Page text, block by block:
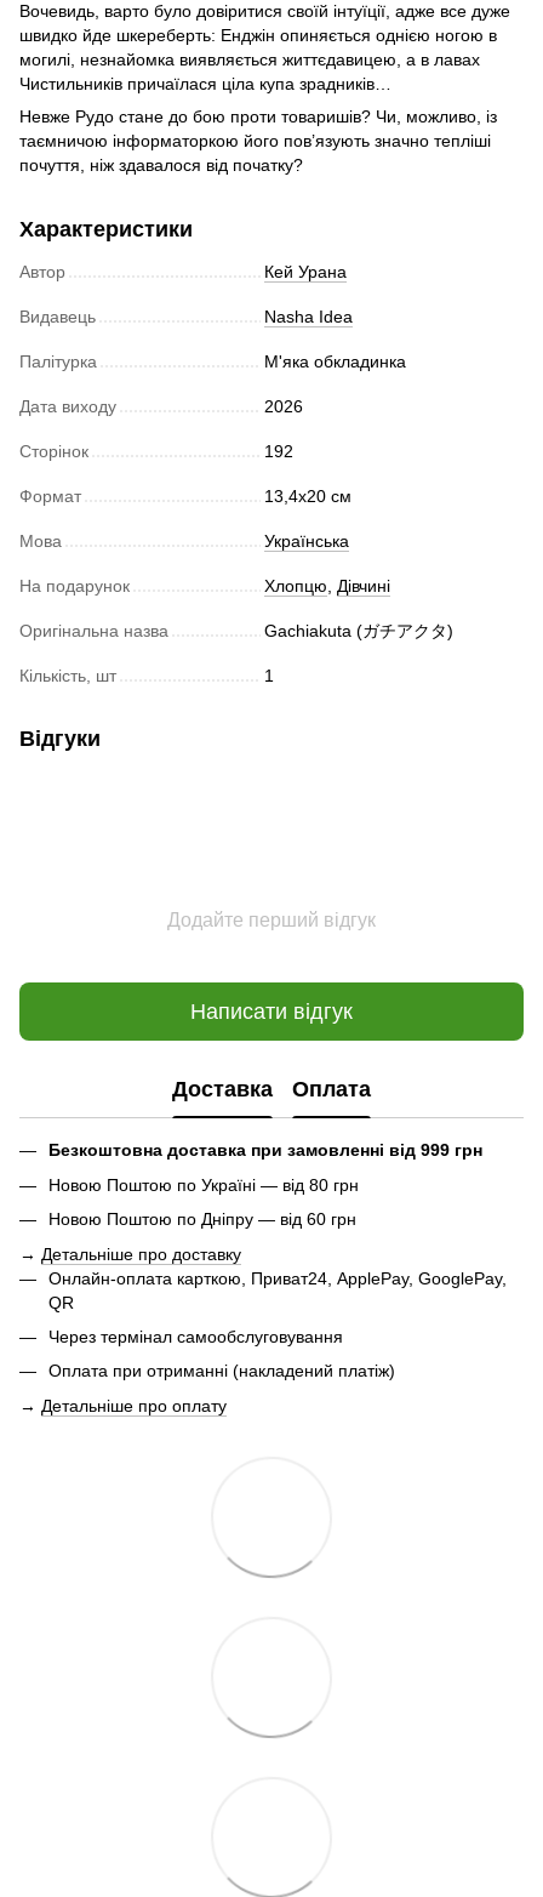
Вочевидь, варто було довіритися своїй інтуїції, адже все дуже
швидко йде шкереберть: Енджін опиняється однією ногою в
могилі, незнайомка виявляється життєдавицею, а в лавах
Чистильників причаїлася ціла купа зрадників…
Невже Рудо стане до бою проти товаришів? Чи, можливо, із
таємничою інформаторкою його пов’язують значно тепліші
почуття, ніж здавалося від початку?
Характеристики
Автор Кей Урана
Видавець Nasha Idea
Палітурка М'яка обкладинка
Дата виходу 2026
Сторінок 192
Формат 13,4x20 cм
Мова Українська
На подарунок Хлопцю, Дівчині
Оригінальна назва Gachiakuta (ガチアクタ)
Кількість, шт 1
Відгуки
Додайте перший відгук
Написати відгук
Доставка Оплата
Безкоштовна доставка при замовленні від 999 грн
Новою Поштою по Україні — від 80 грн
Новою Поштою по Дніпру — від 60 грн
→ Детальніше про доставку
Онлайн-оплата карткою, Приват24, ApplePay, GooglePay,
QR
Через термінал самообслуговування
Оплата при отриманні (накладений платіж)
→ Детальніше про оплату